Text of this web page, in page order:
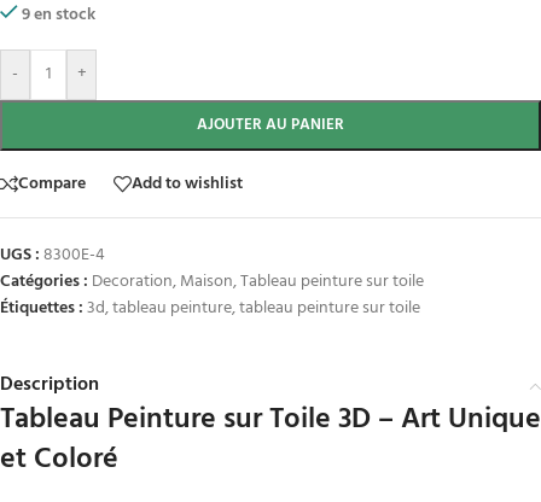
9 en stock
- +
AJOUTER AU PANIER
Compare Add to wishlist
UGS :8300E-4
Catégories : Decoration,Maison,Tableau peinture sur toile
Étiquettes :3d,tableau peinture,tableau peinture sur toile
Description
Tableau Peinture sur Toile 3D – Art Unique
et Coloré